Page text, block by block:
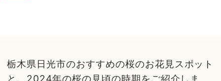
栃木県日光市のおすすめの桜のお花見スポット
と、2024年の桜の見頃の時期をご紹介しま